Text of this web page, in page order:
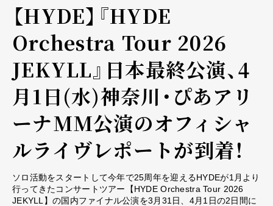
【HYDE】『HYDE
Orchestra Tour 2026
JEKYLL』日本最終公演、4
月1日(水)神奈川・ぴあアリ
ーナMM公演のオフィシャ
ルライヴレポートが到着！
ソロ活動をスタートして今年で25周年を迎えるHYDEが1月より
行ってきたコンサートツアー【HYDE Orchestra Tour 2026
JEKYLL】の国内ファイナル公演を3月31日、4月1日の2日間に